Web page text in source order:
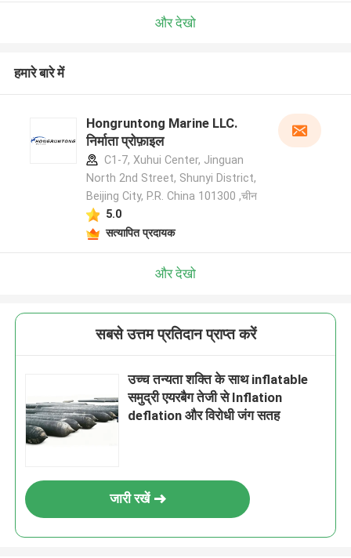
और देखो
हमारे बारे में
Hongruntong Marine LLC.
निर्माता प्रोफ़ाइल
C1-7, Xuhui Center, Jinguan
North 2nd Street, Shunyi District,
Beijing City, P.R. China 101300 ,चीन
5.0
सत्यापित प्रदायक
और देखो
सबसे उत्तम प्रतिदान प्राप्त करें
उच्च तन्यता शक्ति के साथ inflatable
समुद्री एयरबैग तेजी से Inflation
deflation और विरोधी जंग सतह
जारी रखें